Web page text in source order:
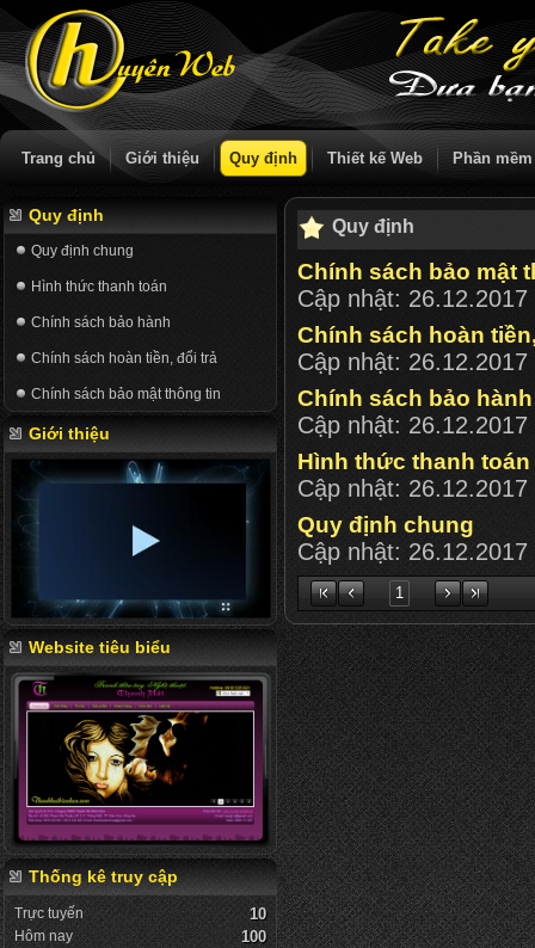
Trang chủ Giới thiệu Quy định Thiết kế Web Phần mềm
Quy định
Quy định chung
Hình thức thanh toán
Chính sách bảo hành
Chính sách hoàn tiền, đổi trả
Chính sách bảo mật thông tin
Giới thiệu
Website tiêu biểu
Thống kê truy cập
Trực tuyến 10
Hôm nay 100
Quy định
Chính sách bảo mật
Cập nhật: 26.12.2017
Chính sách hoàn
Cập nhật: 26.12.2017
Chính sách bảo hành
Cập nhật: 26.12.2017
Hình thức thanh toán
Cập nhật: 26.12.2017
Quy định chung
Cập nhật: 26.12.2017
1